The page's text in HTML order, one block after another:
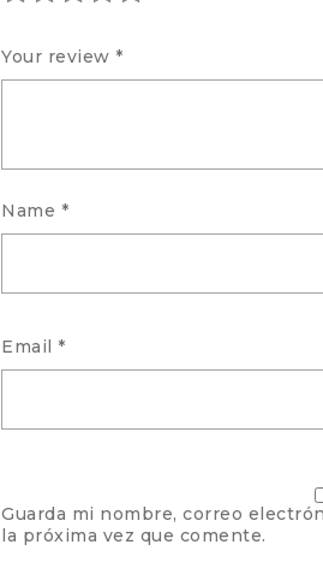
Your review *
Name *
Email *
Guarda mi nombre, correo
la próxima vez que comente.